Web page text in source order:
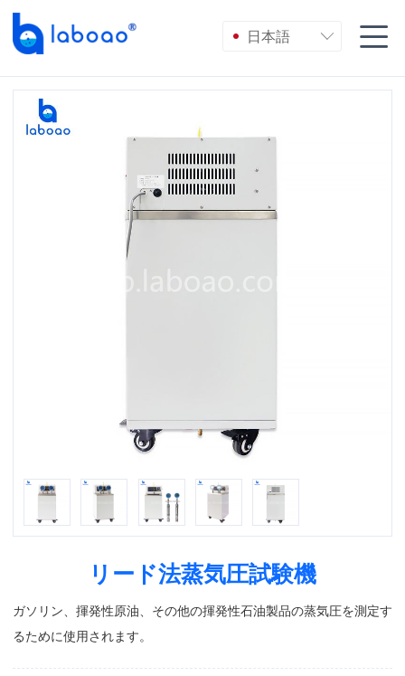
日本語  
リード法蒸気圧試験機
ガソリン、揮発性原油、その他の揮発性石油製品の蒸気圧を測定す
るために使用されます。